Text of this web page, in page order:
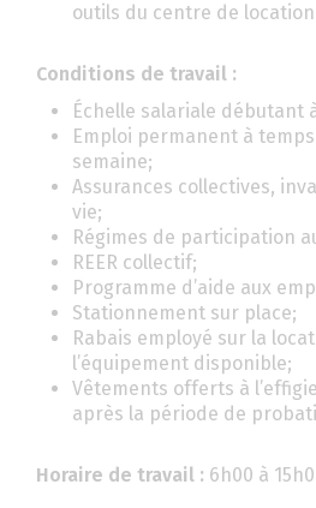
outils du centre de
Conditions de travail :
Échelle salariale débutant
Emploi permanent à
semaine;
Assurances collectives,
vie;
Régimes de participation
REER collectif;
Programme d’aide aux
Stationnement sur place;
Rabais employé sur la
l’équipement disponible;
Vêtements offerts à
après la période de
Horaire de travail : 6h00 à